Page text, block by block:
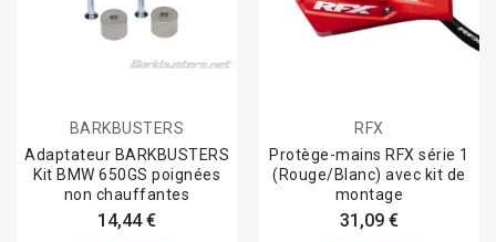
BARKBUSTERS
Adaptateur BARKBUSTERS
Kit BMW 650GS poignées
non chauffantes
14,44 €
RFX
Protège-mains RFX série 1
(Rouge/Blanc) avec kit de
montage
31,09 €